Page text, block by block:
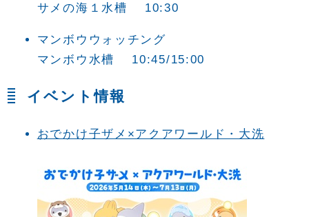
サメの海１水槽 10:30
マンボウウォッチング
マンボウ水槽 10:45/15:00
イベント情報
おでかけ子ザメ×アクアワールド・大洗